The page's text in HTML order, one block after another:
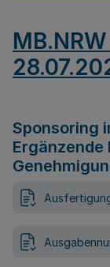
Sponsoring
Ergänzende